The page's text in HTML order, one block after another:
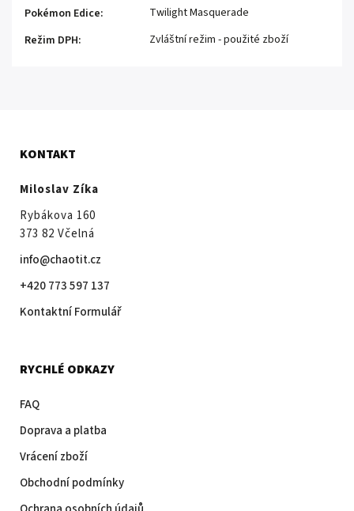
Pokémon Edice:
Twilight Masquerade
Režim DPH: Zvláštní režim - použité zboží
KONTAKT
Miloslav Zíka
Rybákova 160
373 82 Včelná
info@chaotit.cz
+420 773 597 137
Kontaktní Formulář
RYCHLÉ ODKAZY
FAQ
Doprava a platba
Vrácení zboží
Obchodní podmínky